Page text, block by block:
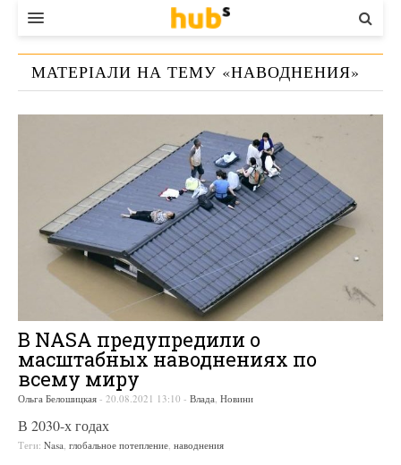
ВЛАДА
ЕКОНОМІКА
КОНТАКТИ
МАТЕРІАЛИ НА ТЕМУ «НАВОДНЕНИЯ»
В NASA предупредили о
масштабных наводнениях по
всему миру
Ольга Белошицкая - 20.08.2021 13:10 - Влада Новини
В 2030-х годах
Теги: Nasa глобальное потепление наводнения